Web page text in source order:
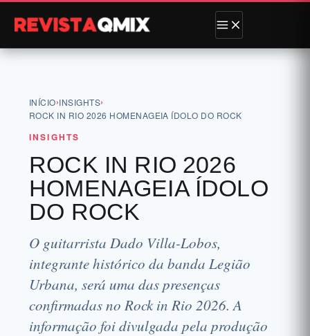
INÍCIO›INSIGHTS›
ROCK IN RIO 2026 HOMENAGEIA ÍDOLO DO ROCK
INSIGHTS
ROCK IN RIO 2026
HOMENAGEIA ÍDOLO
DO ROCK
O guitarrista Dado Villa-Lobos,
integrante histórico da banda Legião
Urbana, será uma das presenças
confirmadas no Rock in Rio 2026. A
informação foi divulgada pela produção